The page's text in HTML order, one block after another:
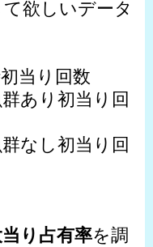
欲しいデータ
当り回数
あり初当り回
なし初当り回
り占有率を調